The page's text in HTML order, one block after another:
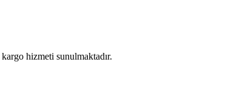
hizmeti sunulmaktadır.